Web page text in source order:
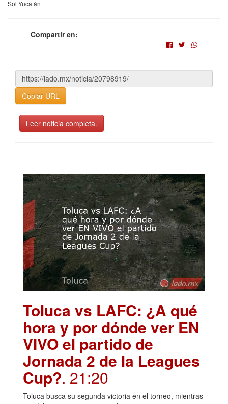
Sol Yucatán
Compartir en:
Copiar URL
Leer noticia completa.
Toluca vs LAFC: ¿A qué
hora y por dónde ver EN
VIVO el partido de
Jornada 2 de la Leagues
Cup?. 21:20
Toluca busca su segunda victoria en el torneo, mientras